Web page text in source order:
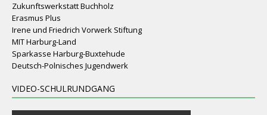
Zukunftswerkstatt Buchholz
Erasmus Plus
Irene und Friedrich Vorwerk Stiftung
MIT Harburg-Land
Sparkasse Harburg-Buxtehude
Deutsch-Polnisches Jugendwerk
VIDEO-SCHULRUNDGANG